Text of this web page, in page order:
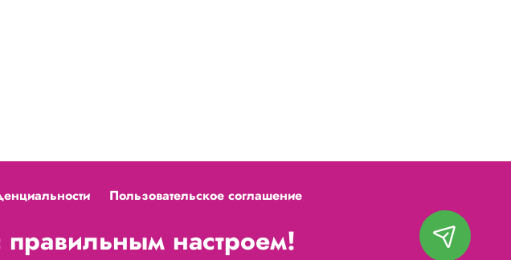
Пользовательское соглашение
настроем!